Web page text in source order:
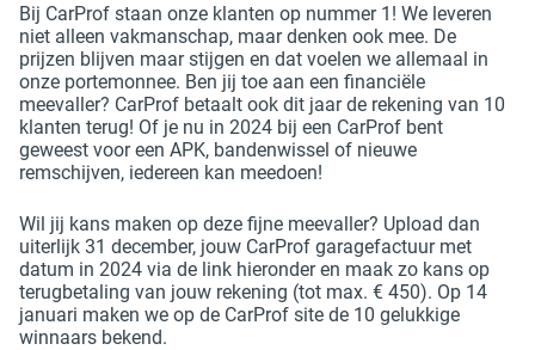
Bij CarProf staan onze klanten op nummer 1! We leveren
niet alleen vakmanschap, maar denken ook mee. De
prijzen blijven maar stijgen en dat voelen we allemaal in
onze portemonnee. Ben jij toe aan een financiële
meevaller? CarProf betaalt ook dit jaar de rekening van 10
klanten terug! Of je nu in 2024 bij een CarProf bent
geweest voor een APK, bandenwissel of nieuwe
remschijven, iedereen kan meedoen!
Wil jij kans maken op deze fijne meevaller? Upload dan
uiterlijk 31 december, jouw CarProf garagefactuur met
datum in 2024 via de link hieronder en maak zo kans op
terugbetaling van jouw rekening (tot max. € 450). Op 14
januari maken we op de CarProf site de 10 gelukkige
winnaars bekend.